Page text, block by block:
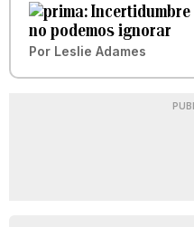
Incertidumbre
no podemos ignorar
Por Leslie Adames